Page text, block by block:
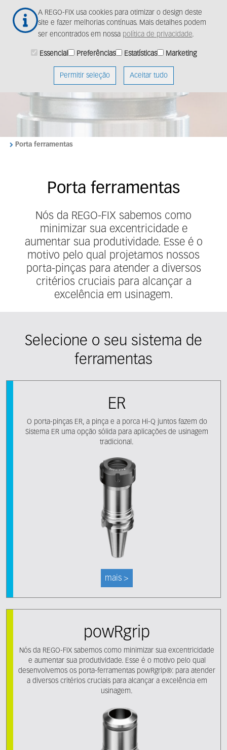
A REGO-FIX usa cookies para otimizar o design deste
site e fazer melhorias contínuas. Mais detalhes podem
ser encontrados em nossa política de privacidade.
Essencial Preferências Estatísticas Marketing
Permitir seleção Aceitar tudo
para
Inovação REGO-FIX
para a excelência da
sua ferramentaria.
Porta ferramentas
Porta ferramentas
Nós da REGO-FIX sabemos como
minimizar sua excentricidade e
aumentar sua produtividade. Esse é o
motivo pelo qual projetamos nossos
porta-pinças para atender a diversos
critérios cruciais para alcançar a
excelência em usinagem.
Selecione o seu sistema de
ferramentas
ER
O porta-pinças ER, a pinça e a porca Hi-Q juntos fazem do
Sistema ER uma opção sólida para aplicações de usinagem
tradicional.
mais >
powRgrip
Nós da REGO-FIX sabemos como minimizar sua excentricidade
e aumentar sua produtividade. Esse é o motivo pelo qual
desenvolvemos os porta-ferramentas powRgrip®: para atender
a diversos critérios cruciais para alcançar a excelência em
usinagem.